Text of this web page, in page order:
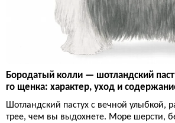
Бородатый колли — шотландский
го щенка: характер, уход и
Шотландский пастух с вечной улыбкой,
трее, чем вы выдохнете. Море шерсти,